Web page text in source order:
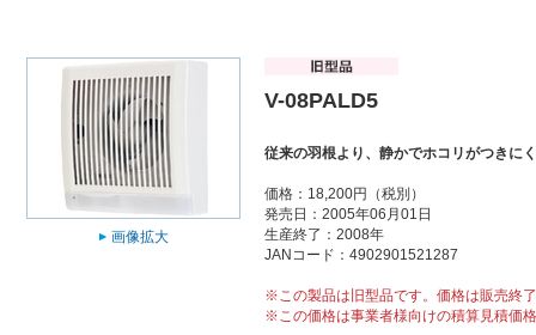
画像拡大
V-08PALD5
従来の羽根より、静かでホコリがつきに
価格：18,200円（税別）
発売日：2005年06月01日
生産終了：2008年
JANコード：4902901521287
※この製品は旧型品です。価格は販売終
※この価格は事業者様向けの積算見積価